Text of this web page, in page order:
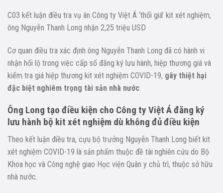
C03 kết luận điều tra vụ án Công ty Việt Á ‘thổi giá’ kit xét nghiệm,
ông Nguyễn Thanh Long nhận 2,25 triệu USD
Cơ quan điều tra xác định ông Nguyễn Thanh Long đã có hành vi
nhận hối lộ trong việc cấp số đăng ký lưu hành, hiệp thương giá và
kiểm tra giá hiệp thương kit xét nghiệm COVID-19, gây thiệt hại
đặc biệt nghiêm trọng tài sản nhà nước
Ông Long tạo điều kiện cho Công ty Việt Á đăng ký
lưu hành bộ kit xét nghiệm dù không đủ điều kiện
Theo kết luận điều tra, cựu bộ trưởng Nguyễn Thanh Long biết kit
xét nghiệm COVID-19 là sản phẩm thuộc đề tài nghiên cứu do Bộ
Khoa học và Công nghệ giao Học viện Quân y chủ trì, thuộc sở hữu
nhà nước.